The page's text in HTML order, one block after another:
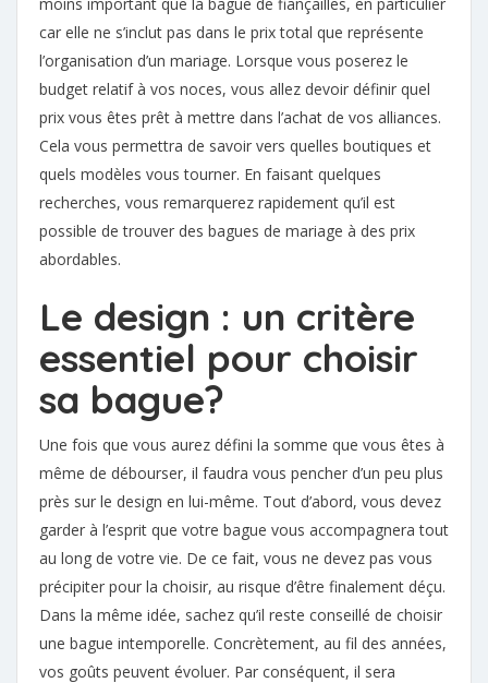
car elle ne s’inclut pas dans le prix total que représente
l’organisation d’un mariage. Lorsque vous poserez le
budget relatif à vos noces, vous allez devoir définir quel
prix vous êtes prêt à mettre dans l’achat de vos alliances.
Cela vous permettra de savoir vers quelles boutiques et
quels modèles vous tourner. En faisant quelques
recherches, vous remarquerez rapidement qu’il est
possible de trouver des bagues de mariage à des prix
abordables.
Le design : un critère
essentiel pour choisir
sa bague?
Une fois que vous aurez défini la somme que vous êtes à
même de débourser, il faudra vous pencher d’un peu plus
près sur le design en lui-même. Tout d’abord, vous devez
garder à l’esprit que votre bague vous accompagnera tout
au long de votre vie. De ce fait, vous ne devez pas vous
précipiter pour la choisir, au risque d’être finalement déçu.
Dans la même idée, sachez qu’il reste conseillé de choisir
une bague intemporelle. Concrètement, au fil des années,
vos goûts peuvent évoluer. Par conséquent, il sera